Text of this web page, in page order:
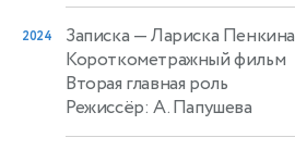
2024 Записка — Лариска Пенкина
Короткометражный фильм
Вторая главная роль
Режиссёр: А. Папушева